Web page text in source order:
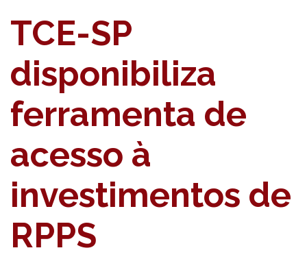
TCE-SP
disponibiliza
ferramenta de
acesso à
investimentos de
RPPS